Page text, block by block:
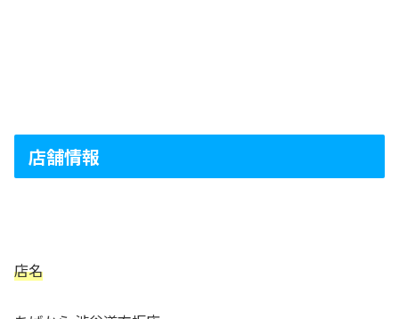
店舗情報
店名